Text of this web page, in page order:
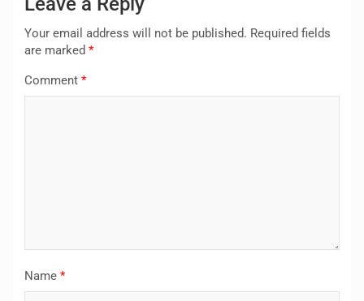
Your email address will not be published. Required fields
are marked *
Comment *
Name *